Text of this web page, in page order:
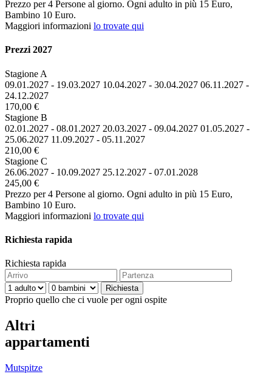
Prezzo per 4 Persone al giorno. Ogni adulto in più 15 Euro,
Bambino 10 Euro.
Maggiori informazioni lo trovate qui
Prezzi 2027
Stagione A
09.01.2027 - 19.03.2027 10.04.2027 - 30.04.2027 06.11.2027 -
24.12.2027
170,00 €
Stagione B
02.01.2027 - 08.01.2027 20.03.2027 - 09.04.2027 01.05.2027 -
25.06.2027 11.09.2027 - 05.11.2027
210,00 €
Stagione C
26.06.2027 - 10.09.2027 25.12.2027 - 07.01.2028
245,00 €
Prezzo per 4 Persone al giorno. Ogni adulto in più 15 Euro,
Bambino 10 Euro.
Maggiori informazioni lo trovate qui
Richiesta rapida
Richiesta rapida
Proprio quello che ci vuole per ogni ospite
Altri
appartamenti
Mutspitze